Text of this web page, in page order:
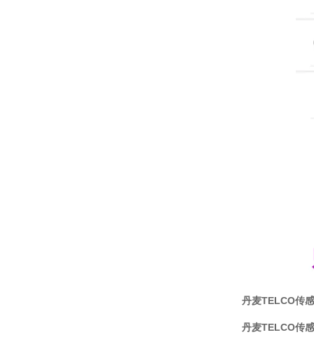
丹麦TELCO传
丹麦TELCO传